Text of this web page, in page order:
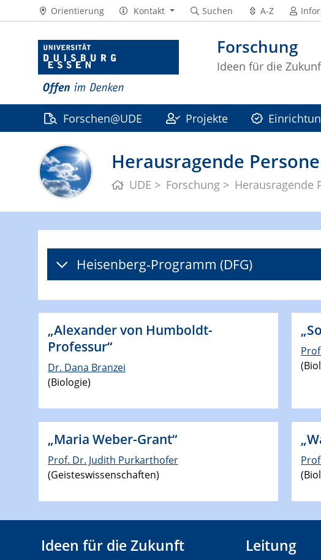
Forschung
Ideen für die
Orientierung Kontakt Suchen A-Z
Forschen@UDE Projekte
Herausragende
UDE Forschung Herausragende
Heisenberg-Programm (DFG)
„Alexander von Humboldt-
Professur“
Dr. Dana Branzei
(Biologie)
„Maria Weber-Grant“
Prof. Dr. Judith Purkarthofer
(Geisteswissenschaften)
Ideen für die Zukunft Leitung